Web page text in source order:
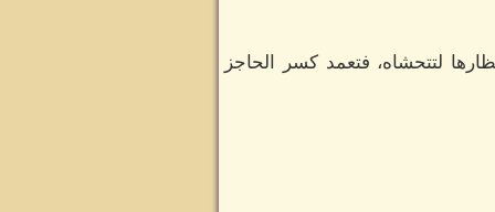
لتتحشاه، فتعمد كسر الحاجز